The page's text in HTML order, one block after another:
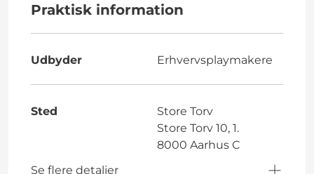
Praktisk information
Udbyder Erhvervsplaymakere
Sted
Store Torv
Store Torv 10, 1.
8000 Aarhus C
Se flere detaljer